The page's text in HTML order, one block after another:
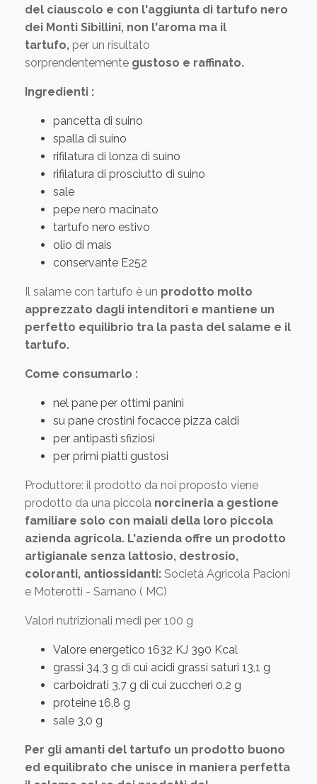
del ciauscolo e con l'aggiunta di tartufo nero
dei Monti Sibillini, non l'aroma ma il
tartufo, per un risultato
sorprendentemente gustoso e raffinato.
Ingredienti :
pancetta di suino
spalla di suino
rifilatura di lonza di suino
rifilatura di prosciutto di suino
sale
pepe nero macinato
tartufo nero estivo
olio di mais
conservante E252
Il salame con tartufo è un prodotto molto
apprezzato dagli intenditori e mantiene un
perfetto equilibrio tra la pasta del salame e il
tartufo.
Come consumarlo :
nel pane per ottimi panini
su pane crostini focacce pizza caldi
per antipasti sfiziosi
per primi piatti gustosi
Produttore: il prodotto da noi proposto viene
prodotto da una piccola norcineria a gestione
familiare solo con maiali della loro piccola
azienda agricola. L'azienda offre un prodotto
artigianale senza lattosio, destrosio,
coloranti, antiossidanti: Società Agricola Pacioni
e Moterotti - Sarnano ( MC)
Valori nutrizionali medi per 100 g
Valore energetico 1632 KJ 390 Kcal
grassi 34,3 g di cui acidi grassi saturi 13,1 g
carboidrati 3,7 g di cui zuccheri 0,2 g
proteine 16,8 g
sale 3,0 g
Per gli amanti del tartufo un prodotto buono
ed equilibrato che unisce in maniera perfetta